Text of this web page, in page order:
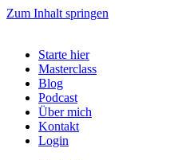
Zum Inhalt springen
Starte hier
Masterclass
Blog
Podcast
Über mich
Kontakt
Login